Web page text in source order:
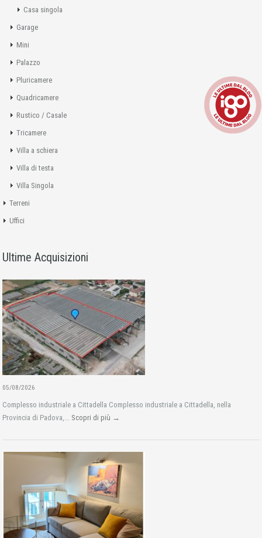
Casa singola
Garage
Mini
Palazzo
Pluricamere
Quadricamere
Rustico / Casale
Tricamere
Villa a schiera
Villa di testa
Villa Singola
Terreni
Uffici
Ultime Acquisizioni
05/08/2026
Complesso industriale a Cittadella Complesso industriale a Cittadella, nella
Provincia di Padova,... Scopri di più →